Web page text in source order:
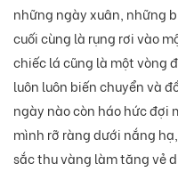
những ngày xuân, những
cuối cùng là rụng rơi vào
chiếc lá cũng là một vòng
luôn luôn biến chuyển và
ngày nào còn háo hức đợi
mình rỡ ràng dưới nắng
sắc thu vàng làm tăng vẻ